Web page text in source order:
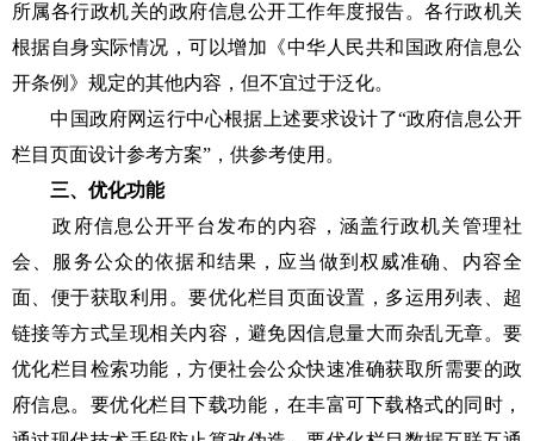
所属各行政机关的政府信息公开工作年度报告。各行政机关
根据自身实际情况，可以增加《中华人民共和国政府信息公
开条例》规定的其他内容，但不宜过于泛化。
中国政府网运行中心根据上述要求设计了“政府信息公开
栏目页面设计参考方案”，供参考使用。
三、优化功能
政府信息公开平台发布的内容，涵盖行政机关管理社
会、服务公众的依据和结果，应当做到权威准确、内容全
面、便于获取利用。要优化栏目页面设置，多运用列表、超
链接等方式呈现相关内容，避免因信息量大而杂乱无章。要
优化栏目检索功能，方便社会公众快速准确获取所需要的政
府信息。要优化栏目下载功能，在丰富可下载格式的同时，